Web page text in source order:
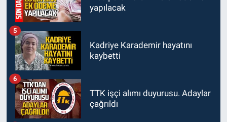
yapılacak
Kadriye Karademir hayatını
kaybetti
5
TTK işçi alımı duyurusu. Adaylar
çağrıldı
6